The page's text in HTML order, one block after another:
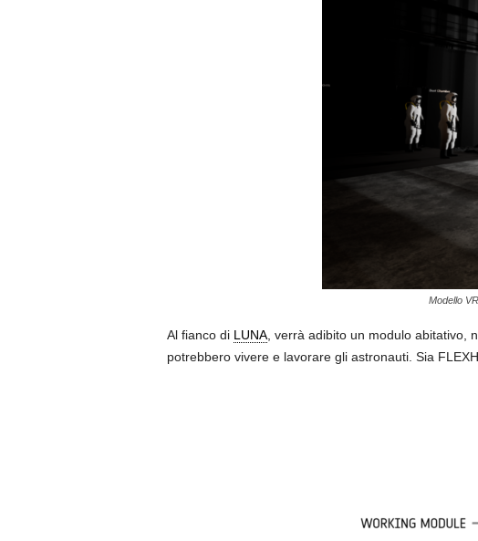
Modello
Al fianco di LUNA, verrà adibito un modulo abitativo,
potrebbero vivere e lavorare gli astronauti. Sia